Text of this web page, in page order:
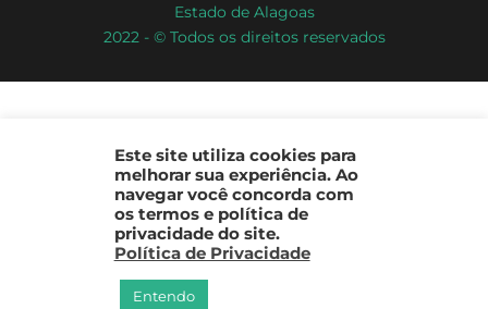
Estado de Alagoas
2022 - © Todos os direitos reservados
Este site utiliza cookies para
melhorar sua experiência. Ao
navegar você concorda com
os termos e política de
privacidade do site.
Política de Privacidade
Entendo